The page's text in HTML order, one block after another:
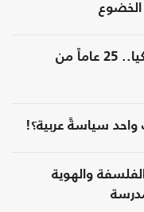
حزب العدالة والتنمية في تركيا.. 25 عاماً من
سياسةً عربية؟!
والهوية